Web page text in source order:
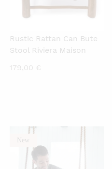
Rustic Rattan Can Bute
Stool Riviera Maison
179,00 €
New